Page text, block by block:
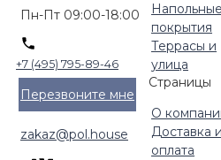
Пн-Пт 09:00-18:00
+7 (495) 795-89-46
Перезвоните мне
zakaz@pol.house
Напольные
покрытия
Террасы и
улица
Страницы
О
Доставка и
оплата